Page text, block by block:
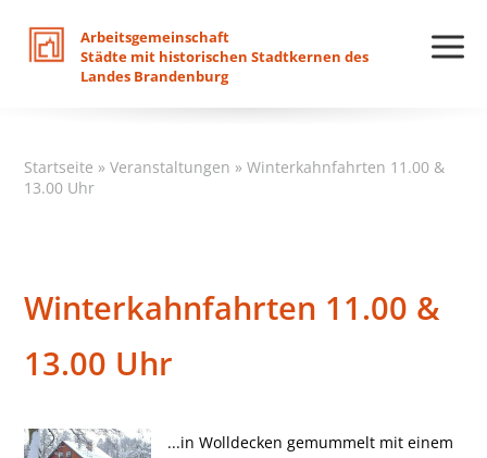
Arbeitsgemeinschaft
Städte mit historischen Stadtkernen des
Landes Brandenburg
Startseite »Veranstaltungen »Winterkahnfahrten 11.00 &
13.00 Uhr
Winterkahnfahrten 11.00 &
13.00 Uhr
...in Wolldecken gemummelt mit einem